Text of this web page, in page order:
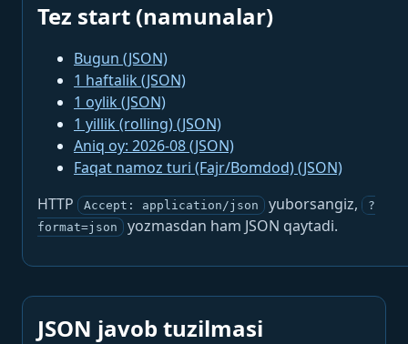
Tez start (namunalar)
Bugun (JSON)
1 haftalik (JSON)
1 oylik (JSON)
1 yillik (rolling) (JSON)
Aniq oy: 2026-08 (JSON)
Faqat namoz turi (Fajr/Bomdod) (JSON)
HTTP
Accept: application/json yuborsangiz,
?
format=json
yozmasdan ham JSON qaytadi.
JSON javob tuzilmasi